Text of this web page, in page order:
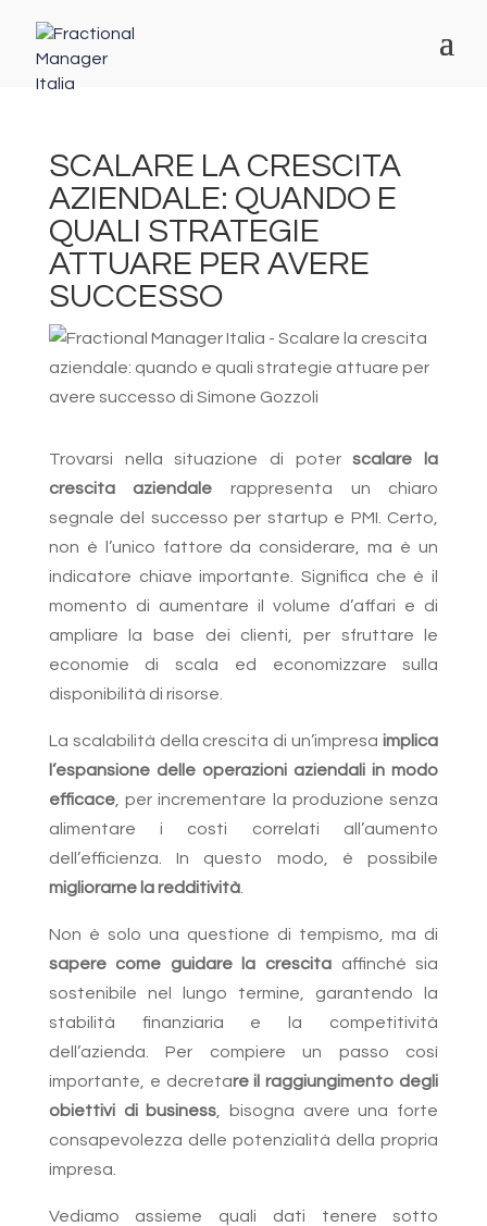
SCALARE LA CRESCITA
AZIENDALE: QUANDO E
QUALI STRATEGIE
ATTUARE PER AVERE
SUCCESSO
Trovarsi nella situazione di poterscalare la
crescita aziendale rappresenta un chiaro
segnale del successo per startup e PMI. Certo,
non è l’unico fattore da considerare, ma è un
indicatore chiave importante. Significa che è il
momento di aumentare il volume d’affari e di
ampliare la base dei clienti, per sfruttare le
economie di scala ed economizzare sulla
disponibilità di risorse.
La scalabilità della crescita di un’impresaimplica
l’espansione delle operazioni aziendali in modo
efficace, per incrementare la produzione senza
alimentare i costi correlati all’aumento
dell’efficienza. In questo modo, è possibile
migliorarne la redditività.
Non è solo una questione di tempismo, ma di
sapere come guidare la crescita affinché sia
sostenibile nel lungo termine, garantendo la
stabilità finanziaria e la competitività
dell’azienda. Per compiere un passo così
importante, e decretare il raggiungimento degli
obiettivi di business , bisogna avere una forte
consapevolezza delle potenzialità della propria
impresa.
Vediamo assieme quali dati tenere sotto